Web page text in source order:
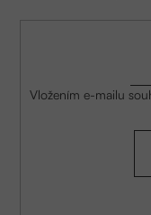
Vložením e-mailu